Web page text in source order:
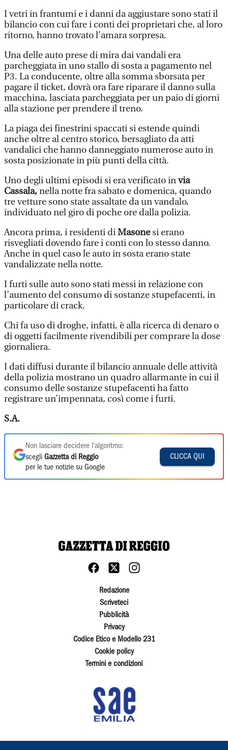
I vetri in frantumi e i danni da aggiustare sono stati il
bilancio con cui fare i conti dei proprietari che, al loro
ritorno, hanno trovato l’amara sorpresa.
Una delle auto prese di mira dai vandali era
parcheggiata in uno stallo di sosta a pagamento nel
P3. La conducente, oltre alla somma sborsata per
pagare il ticket, dovrà ora fare riparare il danno sulla
macchina, lasciata parcheggiata per un paio di giorni
alla stazione per prendere il treno.
La piaga dei finestrini spaccati si estende quindi
anche oltre al centro storico, bersagliato da atti
vandalici che hanno danneggiato numerose auto in
sosta posizionate in più punti della città.
Uno degli ultimi episodi si era verificato invia
Cassala,nella notte fra sabato e domenica, quando
tre vetture sono state assaltate da un vandalo,
individuato nel giro di poche ore dalla polizia.
Ancora prima, i residenti diMasonesi erano
risvegliati dovendo fare i conti con lo stesso danno.
Anche in quel caso le auto in sosta erano state
vandalizzate nella notte.
I furti sulle auto sono stati messi in relazione con
l’aumento del consumo di sostanze stupefacenti, in
particolare di crack.
Chi fa uso di droghe, infatti, è alla ricerca di denaro o
di oggetti facilmente rivendibili per comprare la dose
giornaliera.
I dati diffusi durante il bilancio annuale delle attività
della polizia mostrano un quadro allarmante in cui il
consumo delle sostanze stupefacenti ha fatto
registrare un’impennata, così come i furti.
S.A.
Non lasciare decidere l'algoritmo:
scegli Gazzetta di Reggio
per le tue notizie su Google
CLICCA QUI
Redazione
Scriveteci
Pubblicità
Privacy
Codice Etico e Modello 231
Cookie policy
Termini e condizioni